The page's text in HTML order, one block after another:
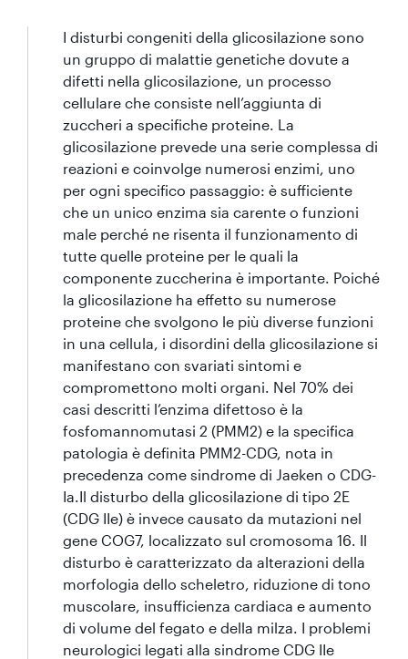
I disturbi congeniti della glicosilazione sono
un gruppo di malattie genetiche dovute a
difetti nella glicosilazione, un processo
cellulare che consiste nell’aggiunta di
zuccheri a specifiche proteine. La
glicosilazione prevede una serie complessa di
reazioni e coinvolge numerosi enzimi, uno
per ogni specifico passaggio: è sufficiente
che un unico enzima sia carente o funzioni
male perché ne risenta il funzionamento di
tutte quelle proteine per le quali la
componente zuccherina è importante. Poiché
la glicosilazione ha effetto su numerose
proteine che svolgono le più diverse funzioni
in una cellula, i disordini della glicosilazione si
manifestano con svariati sintomi e
compromettono molti organi. Nel 70% dei
casi descritti l’enzima difettoso è la
fosfomannomutasi 2 (PMM2) e la specifica
patologia è definita PMM2-CDG, nota in
precedenza come sindrome di Jaeken o CDG-
Ia.Il disturbo della glicosilazione di tipo 2E
(CDG IIe) è invece causato da mutazioni nel
gene COG7, localizzato sul cromosoma 16. Il
disturbo è caratterizzato da alterazioni della
morfologia dello scheletro, riduzione di tono
muscolare, insufficienza cardiaca e aumento
di volume del fegato e della milza. I problemi
neurologici legati alla sindrome CDG IIe